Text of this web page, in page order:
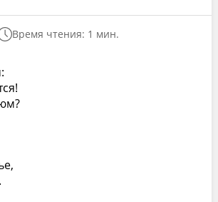
Время чтения: 1 мин.